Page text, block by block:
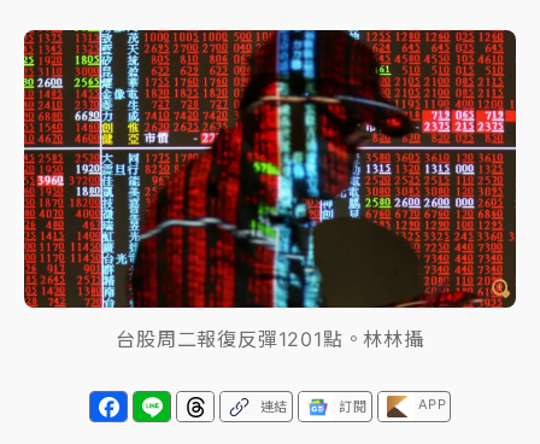
獨家｜ 和欣客運總裁逝世！少東涉洗錢遭收押 戴手銬
腳鐐提前奔靈堂畫面曝
處置制度大變革！ 證交所今起縮短股票「關禁閉」天
數與撮合時間
才續任就飛美國大學面試 清大校長高為元致歉：機會
到來時引起我的好奇
地午後雷雨
分析｜ 7月營收甫首破單月9000億元下半年續旺指
標？ 鴻海本週法說法人關注的四大重點
台股周二報復反彈1201點。林林攝
連結 訂閱 APP